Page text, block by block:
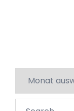
Archiv
Search…